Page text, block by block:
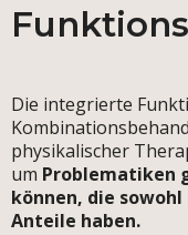
Die integrierte
physikalischer
um Problematiken
können, die
Anteile haben.